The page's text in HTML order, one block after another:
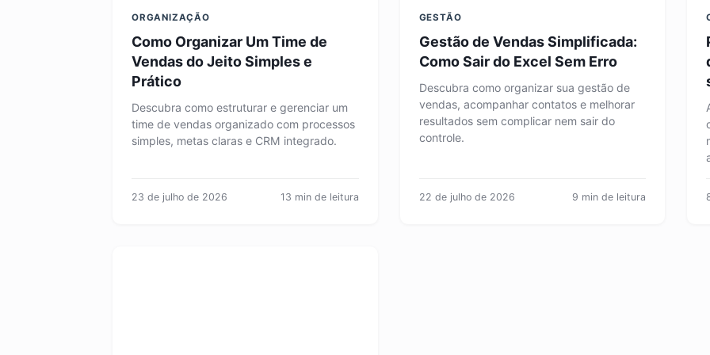
ORGANIZAÇÃO
Como Organizar Um Time de
Vendas do Jeito Simples e
Prático
Descubra como estruturar e gerenciar um
time de vendas organizado com processos
simples, metas claras e CRM integrado.
23 de julho de 2026 13 min de leitura
GESTÃO
Gestão de Vendas Simplificada:
Como Sair do Excel Sem Erro
Descubra como organizar sua gestão de
vendas, acompanhar contatos e melhorar
resultados sem complicar nem sair do
controle.
22 de julho de 2026 9 min de leitura